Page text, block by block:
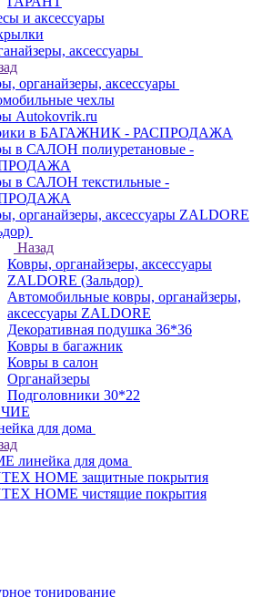
и аксессуары
аксессуары
органайзеры, аксессуары
чехлы
Autokovrik.ru
в БАГАЖНИК - РАСПРОДАЖА
в САЛОН полиуретановые -
в САЛОН текстильные -
органайзеры, аксессуары ZALDORE
Назад
Ковры, органайзеры, аксессуары
ZALDORE (Зальдор)
Автомобильные ковры, органайзеры,
аксессуары ZALDORE
Декоративная подушка 36*36
Ковры в багажник
Ковры в салон
Органайзеры
Подголовники 30*22
для дома
линейка для дома
HOME защитные покрытия
HOME чистящие покрытия
тонирование